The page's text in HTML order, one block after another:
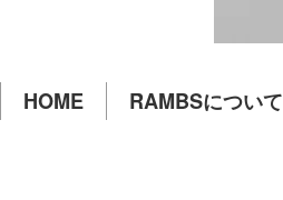
HOME RAMBSについて